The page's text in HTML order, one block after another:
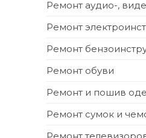
Ремонт аудио-,
Ремонт
Ремонт
Ремонт обуви
Ремонт и пошив
Ремонт сумок и